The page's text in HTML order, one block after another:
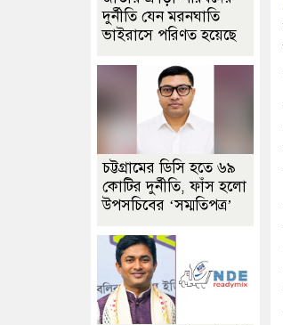
দুর্নীতি যেন মরনঘাতি
ভাইরাসে পরিণত হয়েছে
চট্টগ্রামের ডিসি হতে ৬৯
কোটির দুর্নীতি, ফাঁস হলো
উপসচিবের ‘সম্মতিপত্র’